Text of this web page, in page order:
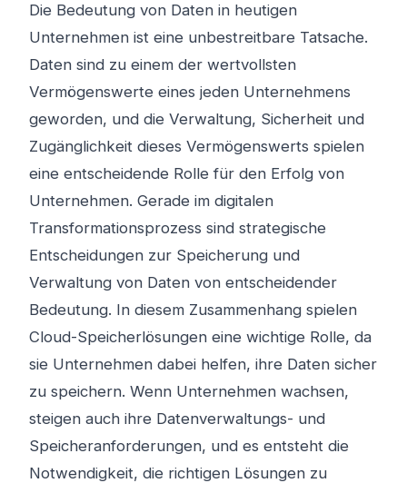
Die Bedeutung von Daten in heutigen
Unternehmen ist eine unbestreitbare Tatsache.
Daten sind zu einem der wertvollsten
Vermögenswerte eines jeden Unternehmens
geworden, und die Verwaltung, Sicherheit und
Zugänglichkeit dieses Vermögenswerts spielen
eine entscheidende Rolle für den Erfolg von
Unternehmen. Gerade im digitalen
Transformationsprozess sind strategische
Entscheidungen zur Speicherung und
Verwaltung von Daten von entscheidender
Bedeutung. In diesem Zusammenhang spielen
Cloud-Speicherlösungen eine wichtige Rolle, da
sie Unternehmen dabei helfen, ihre Daten sicher
zu speichern. Wenn Unternehmen wachsen,
steigen auch ihre Datenverwaltungs- und
Speicheranforderungen, und es entsteht die
Notwendigkeit, die richtigen Lösungen zu